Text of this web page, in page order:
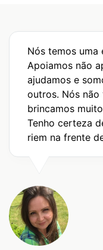
Nós temos uma
Apoiamos não
ajudamos e
outros. Nós
brincamos
Tenho certeza
riem na frente